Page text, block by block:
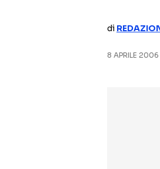
di
8 APRILE